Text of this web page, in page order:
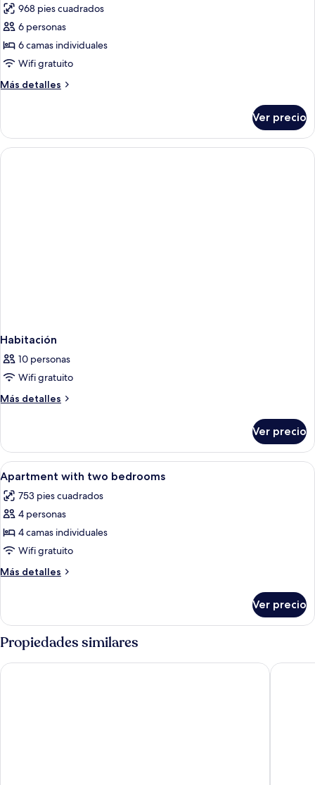
las
fotos
de
Three
Bedroom
Apartment
968 pies cuadrados
6 personas
6 camas individuales
Wifi gratuito
Más detalles
Más
Bedroom
Apartment
Ver precio
Habitación
10 personas
Wifi gratuito
Más detalles
Más
Ver precio
Abrir
todas
las
fotos
de
Apartment
with
two
Una habitación pequeña y
9
Apartment with two bedrooms
753 pies cuadrados
4 personas
4 camas individuales
Wifi gratuito
Más detalles
Más
with
two
bedrooms
Ver precio
Propiedades similares
Hótel Blönduós Salthús